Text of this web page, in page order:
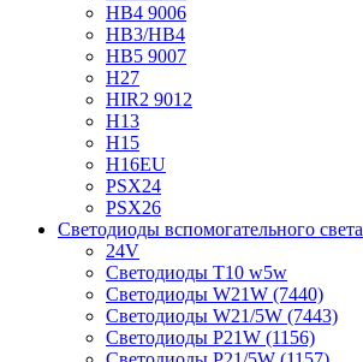
HB4 9006
HB3/HB4
HB5 9007
H27
HIR2 9012
H13
H15
H16EU
PSX24
PSX26
Светодиоды вспомогательного света
24V
Светодиоды T10 w5w
Светодиоды W21W (7440)
Светодиоды W21/5W (7443)
Светодиоды P21W (1156)